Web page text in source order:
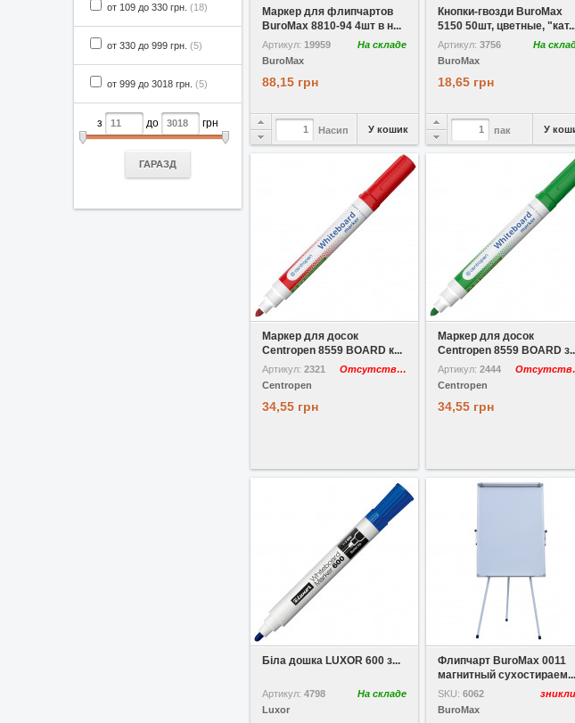
от 109 до 330 грн. (18)
от 330 до 999 грн. (5)
от 999 до 3018 грн. (5)
з до грн
ГАРАЗД
Маркер для флипчартов
BuroMax 8810-94 4шт в н...
Артикул: 19959
На складе
BuroMax
88,15 грн
Насип У кошик
Кнопки-гвозди BuroMax
5150 50шт, цветные,
Артикул: 3756
На
BuroMax
18,65 грн
пак У
Маркер для досок
Centropen 8559 BOARD к...
Артикул: 2321
Отсутствует
Centropen
34,55 грн
Маркер для досок
Centropen 8559 BOARD
Артикул: 2444
Centropen
34,55 грн
Біла дошка LUXOR 600 з...
Артикул: 4798
На складе
Luxor
Флипчарт BuroMax 0011
магнитный сухостираем...
SKU: 6062
BuroMax